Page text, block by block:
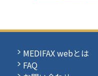
MEDIFAX webとは
FAQ